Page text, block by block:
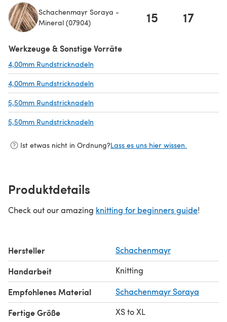
Schachenmayr Soraya -
Mineral (07904)
15 17
Werkzeuge & Sonstige Vorräte
4,00mm Rundstricknadeln
4,00mm Rundstricknadeln
5,50mm Rundstricknadeln
5,50mm Rundstricknadeln
Ist etwas nicht in Ordnung?Lass es uns hier wissen.
Produktdetails
Check out our amazing knitting for beginners guide!
Hersteller Schachenmayr
Handarbeit Knitting
Empfohlenes Material Schachenmayr Soraya
Fertige Größe XS to XL